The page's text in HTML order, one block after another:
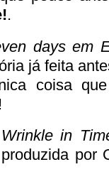
.
days em
já feita
coisa
in
por